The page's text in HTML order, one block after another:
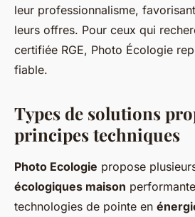
leur professionnalisme,
leurs offres. Pour ceux qui
certifiée RGE, Photo Écologie
fiable.
Types de solutions
principes techniques
Photo Ecologie propose
écologiques maison
technologies de pointe en